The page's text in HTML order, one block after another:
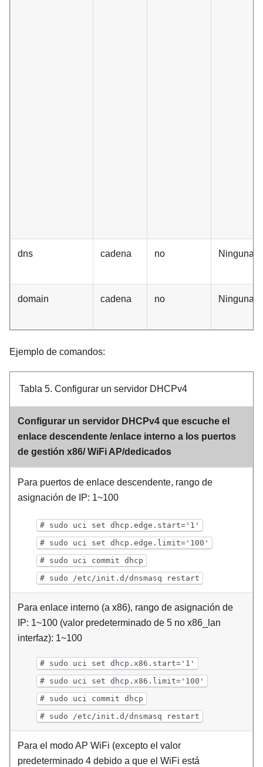
dns cadena no Ninguna
domain cadena no Ninguna
Ejemplo de comandos:
Tabla 5. Configurar un servidor DHCPv4
Configurar un servidor DHCPv4 que escuche el
enlace descendente /enlace interno a los puertos
de gestión x86/ WiFi AP/dedicados
Para puertos de enlace descendente, rango de
asignación de IP: 1~100
# sudo uci set dhcp.edge.start='1'
# sudo uci set dhcp.edge.limit='100'
# sudo uci commit dhcp
# sudo /etc/init.d/dnsmasq restart
Para enlace interno (a x86), rango de asignación de
IP: 1~100 (valor predeterminado de 5 no x86_lan
interfaz): 1~100
# sudo uci set dhcp.x86.start='1'
# sudo uci set dhcp.x86.limit='100'
# sudo uci commit dhcp
# sudo /etc/init.d/dnsmasq restart
Para el modo AP WiFi (excepto el valor
predeterminado 4 debido a que el WiFi está